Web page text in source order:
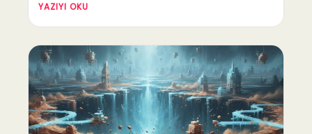
YAZIYI OKU